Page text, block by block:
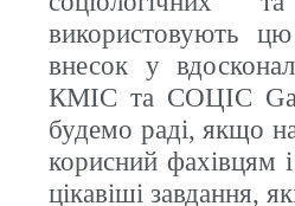
використовують
внесок у
КМІС та СОЦІС
будемо раді, якщо
корисний фахівцям
цікавіші завдання,